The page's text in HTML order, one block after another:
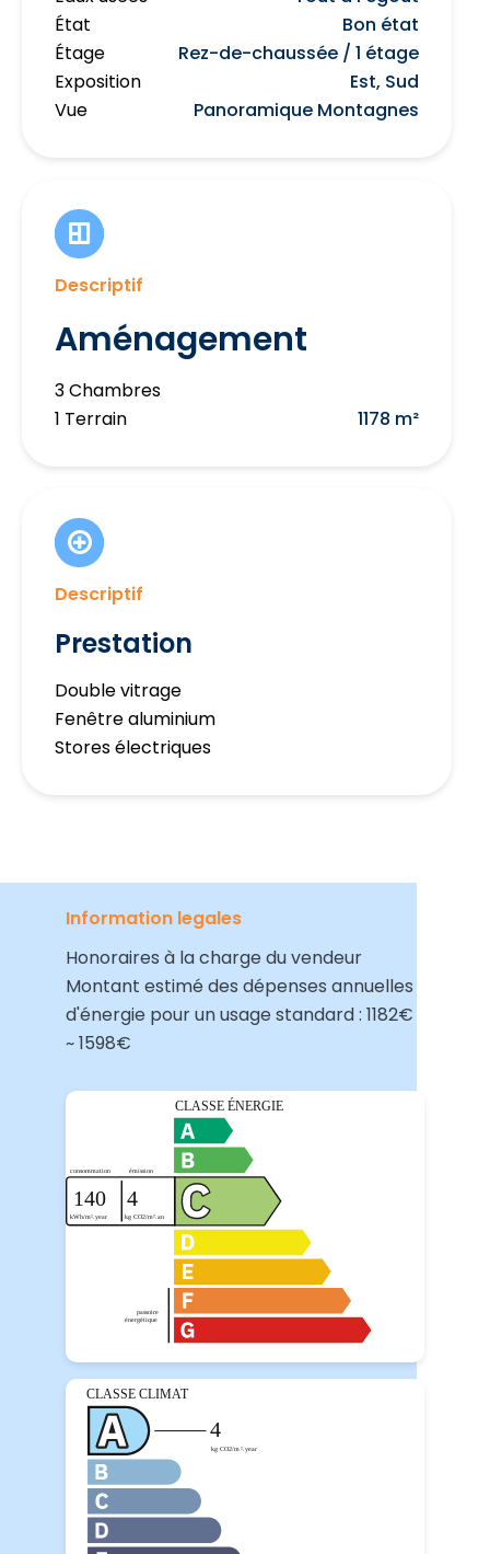
État
Bon état
Étage
Rez-de-chaussée / 1 étage
Exposition
Est, Sud
Vue
Panoramique Montagnes
Descriptif
Aménagement
3 Chambres
1 Terrain
1178 m²
Descriptif
Prestation
Double vitrage
Fenêtre aluminium
Stores électriques
Information legales
Honoraires à la charge du vendeur
Montant estimé des dépenses annuelles
d'énergie pour un usage standard : 1182€
~ 1598€